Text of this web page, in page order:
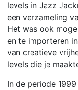
levels in Jazz
een verzameling
Het was ook
en te importeren
van creatieve
levels die je
In de periode